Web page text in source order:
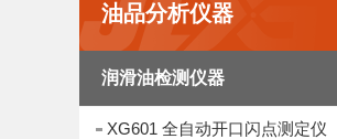
油品分析仪器
润滑油检测仪器
XG601 全自动开口闪点测定仪